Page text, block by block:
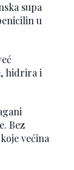
supa
u
hidrira i
Bez
većina